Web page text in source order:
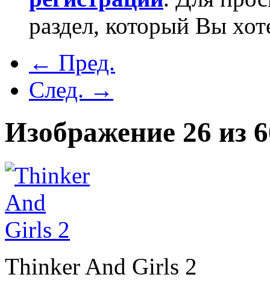
раздел, который Вы
← Пред.
След. →
Изображение 26 из
Thinker And Girls 2